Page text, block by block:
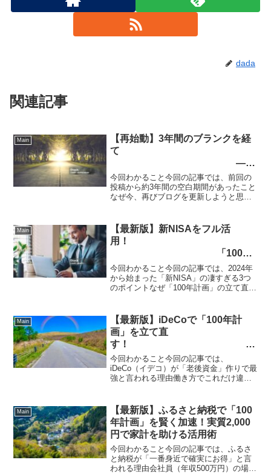
dada
関連記事
Main
【再始動】3年間のブランクを経
て
――
再び「100年計画」に向き合う理
由
今回わかること今回の記事では、前回の
投稿から約3年間の空白期間があったこと
なぜ今、再びブログを更新しようと思っ
す。「人生山あり谷あり」と言います
が、私自身もこの3年間、ま...
Main
【最新版】新NISAをフル活
用！
「100年
計画」の絶望を希望に変える最強
の味方
今回わかること今回の記事では、2024年
から始まった「新NISA」の凄すぎる3つ
のポイントなぜ「100年計画」の立て直し
す,。以前の私のシミュレーションでは
「76歳...
Main
【最新版】iDeCoで「100年計
画」を立て直
す！
老後資金
を賢く守る節税の教科書
今回わかること今回の記事では、
iDeCo（イデコ）が「老後資金」作りで最
強と言われる理由働き方でこれだけ違
活用法がわかります。老後を楽しく暮ら
すために必要な**「先...
Main
【最新版】ふるさと納税で「100
年計画」を賢く加速！実質2,000
円で家計を助ける活用術
今回わかること今回の記事では、ふるさ
と納税が「一番身近で確実にお得」と言
われる理由会社員（年収500万円）の場合